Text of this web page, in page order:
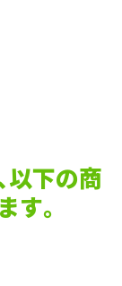
以下の商
す｡